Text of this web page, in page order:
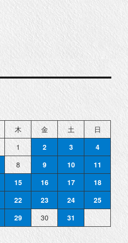
木 金 土
日
1
2 3
4
8 9 10
11
15 16 17
18
22 23 24
25
29 30 31